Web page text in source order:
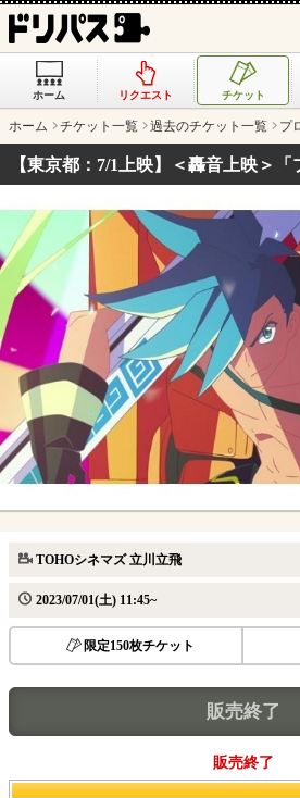
ホーム リクエスト チケット
ホーム チケット一覧 過去のチケット一覧 プ
【東京都：7/1上映】＜轟音上映＞「
TOHOシネマズ 立川立飛
2023/07/01(土) 11:45~
限定150枚チケット
販売終了
販売終了